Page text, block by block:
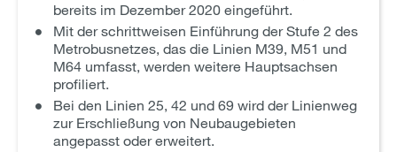
bereits im Dezember 2020 eingeführt.
Mit der schrittweisen Einführung der Stufe 2 des
Metrobusnetzes, das die Linien M39, M51 und
M64 umfasst, werden weitere Hauptsachsen
profiliert.
Bei den Linien 25, 42 und 69 wird der Linienweg
zur Erschließung von Neubaugebieten
angepasst oder erweitert.